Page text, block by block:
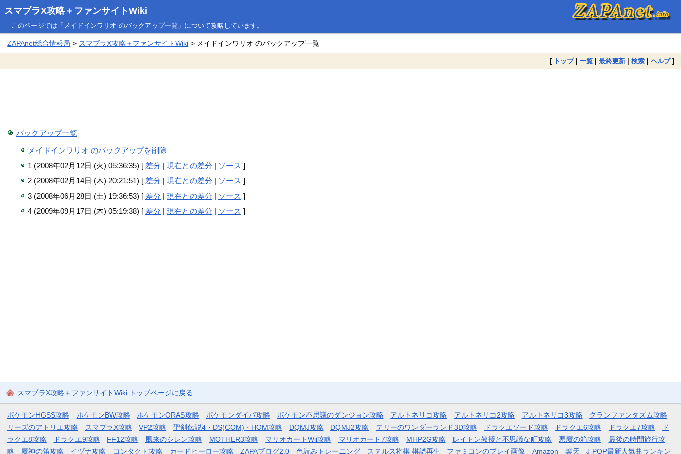
スマブラX攻略＋ファンサイトWiki
このページでは「メイドインワリオ のバックアップ一覧」について攻略しています。
ZAPAnet総合情報局 > スマブラX攻略＋ファンサイトWiki > メイドインワリオ のバックアップ一覧
[ トップ| 一覧 | 最終更新 | 検索 | ヘルプ]
バックアップ一覧
メイドインワリオ のバックアップを削除
1 (2008年02月12日 (火) 05:36:35) [ 差分 |現在との差分 | ソース ]
2 (2008年02月14日 (木) 20:21:51) [ 差分 |現在との差分 | ソース ]
3 (2008年06月28日 (土) 19:36:53) [ 差分 |現在との差分 | ソース ]
4 (2009年09月17日 (木) 05:19:38) [ 差分 |現在との差分 | ソース ]
スマブラX攻略＋ファンサイトWiki トップページに戻る
ポケモンHGSS攻略 ポケモンBW攻略 ポケモンORAS攻略 ポケモンダイパ攻略 ポケモン不思議のダンジョン攻略 アルトネリコ攻略 アルトネリコ2攻略 アルトネリコ3攻略
グランファンタズム攻略
リーズのアトリエ攻略
スマブラX攻略 VP2攻略 聖剣伝説4・DS(COM)・HOM攻略 DQMJ攻略 DQMJ2攻略 テリーのワンダーランド3D攻略 ドラクエソード攻略 ドラクエ6攻略 ドラクエ7攻略
ド
ラクエ8攻略
ドラクエ9攻略 FF12攻略 風来のシレン攻略 MOTHER3攻略 マリオカートWii攻略 マリオカート7攻略 MHP2G攻略 レイトン教授と不思議な町攻略 悪魔の箱攻略
最後の時間旅行攻
略
魔神の笛攻略 イヅナ攻略 コンタクト攻略 カードヒーロー攻略 ZAPAブログ2.0 色読みトレーニング ステルス将棋 棋譜再生 ファミコンのプレイ画像 Amazon 楽天 J-POP最新人気曲ランキン